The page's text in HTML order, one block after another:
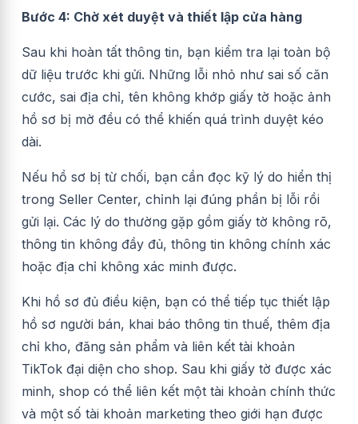
Bước 4: Chờ xét duyệt và thiết lập cửa hàng
Sau khi hoàn tất thông tin, bạn kiểm tra lại toàn bộ
dữ liệu trước khi gửi. Những lỗi nhỏ như sai số căn
cước, sai địa chỉ, tên không khớp giấy tờ hoặc ảnh
hồ sơ bị mờ đều có thể khiến quá trình duyệt kéo
dài.
Nếu hồ sơ bị từ chối, bạn cần đọc kỹ lý do hiển thị
trong Seller Center, chỉnh lại đúng phần bị lỗi rồi
gửi lại. Các lý do thường gặp gồm giấy tờ không rõ,
thông tin không đầy đủ, thông tin không chính xác
hoặc địa chỉ không xác minh được.
Khi hồ sơ đủ điều kiện, bạn có thể tiếp tục thiết lập
hồ sơ người bán, khai báo thông tin thuế, thêm địa
chỉ kho, đăng sản phẩm và liên kết tài khoản
TikTok đại diện cho shop. Sau khi giấy tờ được xác
minh, shop có thể liên kết một tài khoản chính thức
và một số tài khoản marketing theo giới hạn được